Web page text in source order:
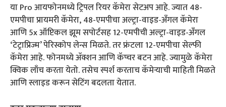
या Pro आयफोनमध्ये ट्रिपल रियर कॅमेरा सेटअप आहे. ज्यात 48-
एमपीचा प्रायमरी कॅमेरा, 48-एमपीचा अल्ट्रा-वाइड-अँगल कॅमेरा
आणि 5x ऑप्टिकल झूम सपोर्टसह 12-एमपीची अल्ट्रा-वाइड-अँगल
‘टेट्राप्रिज्म’ पेरिस्कोप लेन्स मिळते. तर फ्रंटला 12-एमपीचा सेल्फी
कॅमेरा आहे. फोनमध्ये अ‍ॅक्शन आणि कॅप्चर बटन आहे. ज्यामुळे कॅमेरा
क्विक लाँच करता येतो. तसेच स्पर्श करताच कॅमेऱ्याची माहिती मिळते
आणि स्लाइड करून सेटिंग बदलता येतात.